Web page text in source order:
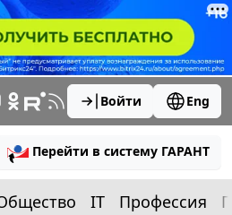
Войти Eng
Перейти в систему ГАРАНТ
IT Профессия